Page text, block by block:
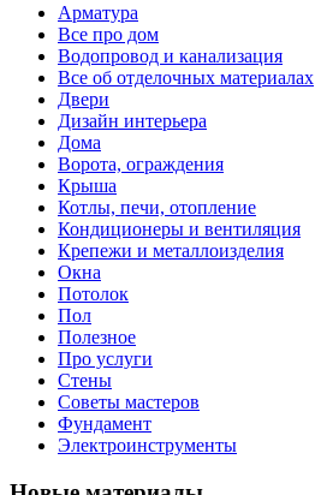
Арматура
Все про дом
Водопровод и канализация
Все об отделочных материалах
Двери
Дизайн интерьера
Дома
Ворота, ограждения
Крыша
Котлы, печи, отопление
Кондиционеры и вентиляция
Крепежи и металлоизделия
Окна
Потолок
Пол
Полезное
Про услуги
Стены
Советы мастеров
Фундамент
Электроинструменты